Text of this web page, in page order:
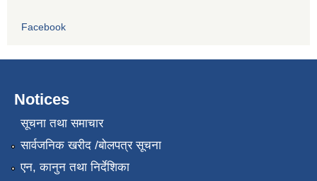
Facebook
Notices
सूचना तथा समाचार
सार्वजनिक खरीद /बोलपत्र सूचना
एन, कानुन तथा निर्देशिका